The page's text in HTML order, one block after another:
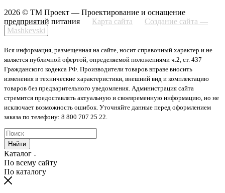
2026 © ТМ Проект — Проектирование и оснащение
предприятий питания
Карта сайта
Создание сайта —
Mashkevski
Вся информация, размещенная на сайте, носит справочный характер и не
является публичной офертой, определяемой положениями ч.2, ст. 437
Гражданского кодекса РФ. Производители товаров вправе вносить
изменения в технические характеристики, внешний вид и комплектацию
товаров без предварительного уведомления. Администрация сайта
стремится предоставлять актуальную и своевременную информацию, но не
исключает возможность ошибок. Уточняйте данные перед оформлением
заказа по телефону: 8 800 707 25 22.
Найти
Каталог
По всему сайту
По каталогу